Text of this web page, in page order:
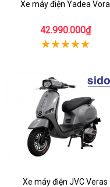
Xe máy điện Yadea Vora
42.990.000₫
Xe máy điện JVC Veras